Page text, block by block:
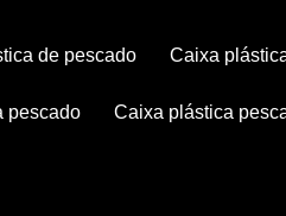
de pescado caixa
pescado caixa plástica